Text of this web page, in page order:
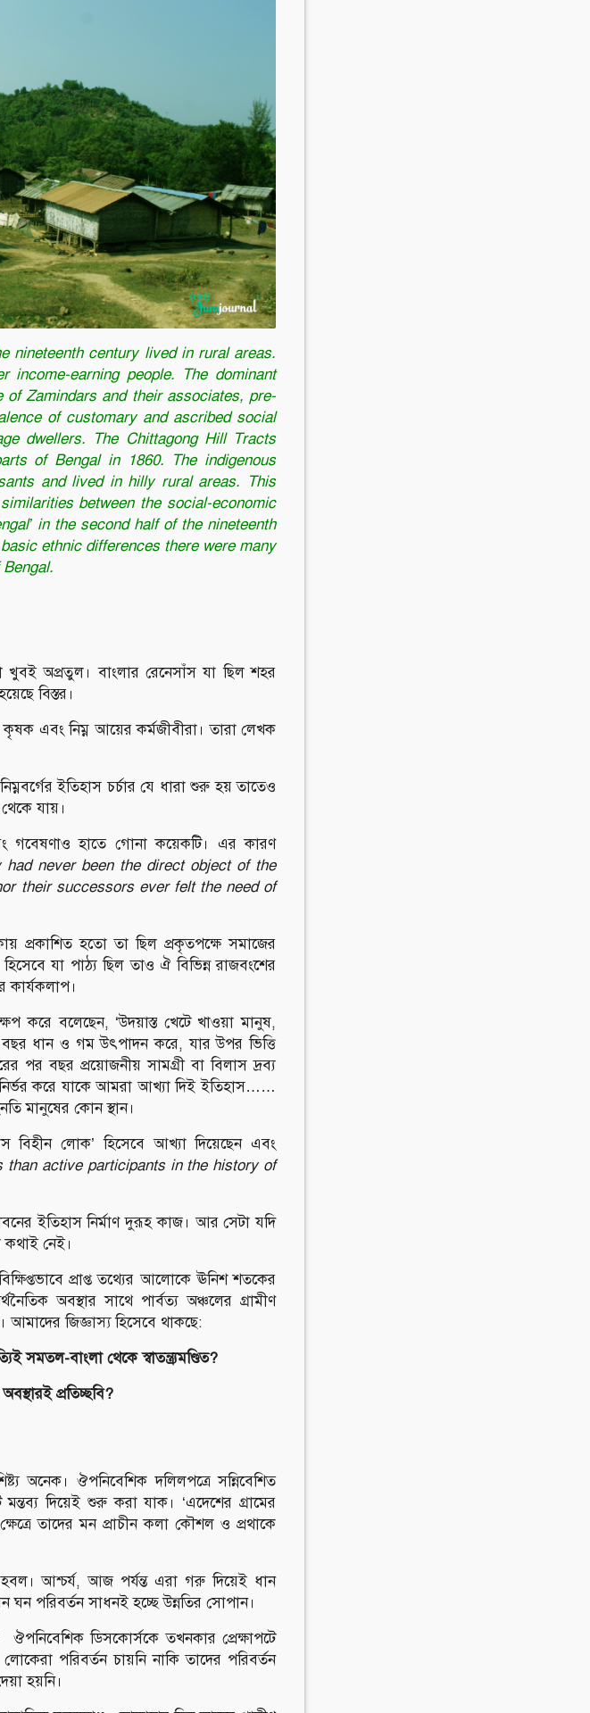
Google+
Instagram
nineteenth century lived in rural areas.
income-earning people. The dominant
Zamindars and their associates, pre-
of customary and ascribed social
dwellers. The Chittagong Hill Tracts
of Bengal in 1860. The indigenous
and lived in hilly rural areas. This
between the social-economic
in the second half of the nineteenth
ethnic differences there were many
খুবই অপ্রতুল। বাংলার রেনেসাঁস যা ছিল শহর
বিস্তর।
এবং নিম্ন আয়ের কর্মজীবীরা। তারা লেখক
ইতিহাস চর্চার যে ধারা শুরু হয় তাতেও
যায়।
গবেষণাও হাতে গোনা কয়েকটি। এর কারণ
had never been the direct object of the
their successors ever felt the need of
প্রকাশিত হতো তা ছিল প্রকৃতপক্ষে সমাজের
যা পাঠ্য ছিল তাও ঐ বিভিন্ন রাজবংশের
কার্যকলাপ।
করে বলেছেন, ‘উদয়াস্ত খেটে খাওয়া মানুষ,
ধান ও গম উৎপাদন করে, যার উপর ভিত্তি
পর বছর প্রয়োজনীয় সামগ্রী বা বিলাস দ্রব্য
করে যাকে আমরা আখ্যা দিই ইতিহাস……
মানুষের কোন স্থান।
বিহীন লোক’ হিসেবে আখ্যা দিয়েছেন এবং
than active participants in the history of
ইতিহাস নির্মাণ দুরূহ কাজ। আর সেটা যদি
কথাই নেই।
প্রাপ্ত তথ্যের আলোকে ঊনিশ শতকের
অবস্থার সাথে পার্বত্য অঞ্চলের গ্রামীণ
আমাদের জিজ্ঞাস্য হিসেবে থাকছে:
সমতল-বাংলা থেকে স্বাতন্ত্র্যমণ্ডিত?
প্রতিচ্ছবি?
অনেক। ঔপনিবেশিক দলিলপত্রে সন্নিবেশিত
দিয়েই শুরু করা যাক। ‘এদেশের গ্রামের
তাদের মন প্রাচীন কলা কৌশল ও প্রথাকে
আশ্চর্য, আজ পর্যন্ত এরা গরু দিয়েই ধান
পরিবর্তন সাধনই হচ্ছে উন্নতির সোপান।
ঔপনিবেশিক ডিসকোর্সকে তখনকার প্রেক্ষাপটে
পরিবর্তন চায়নি নাকি তাদের পরিবর্তন
হয়নি।